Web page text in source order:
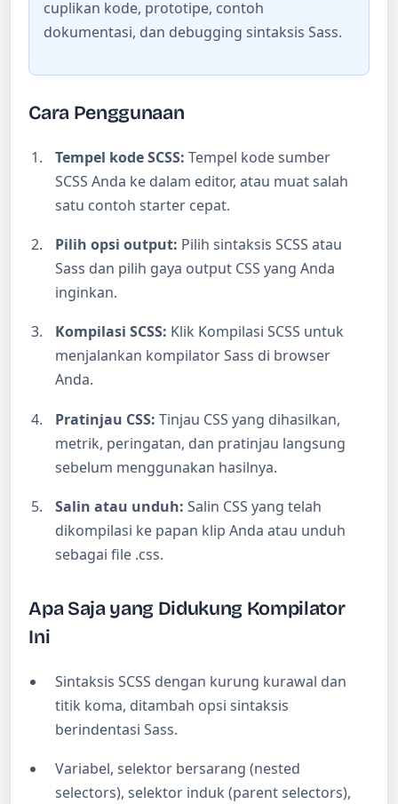
cuplikan kode, prototipe, contoh
dokumentasi, dan debugging sintaksis Sass.
Cara Penggunaan
Tempel kode SCSS: Tempel kode sumber
SCSS Anda ke dalam editor, atau muat salah
satu contoh starter cepat.
Pilih opsi output: Pilih sintaksis SCSS atau
Sass dan pilih gaya output CSS yang Anda
inginkan.
Kompilasi SCSS: Klik Kompilasi SCSS untuk
menjalankan kompilator Sass di browser
Anda.
Pratinjau CSS: Tinjau CSS yang dihasilkan,
metrik, peringatan, dan pratinjau langsung
sebelum menggunakan hasilnya.
Salin atau unduh: Salin CSS yang telah
dikompilasi ke papan klip Anda atau unduh
sebagai file .css.
Apa Saja yang Didukung Kompilator
Ini
Sintaksis SCSS dengan kurung kurawal dan
titik koma, ditambah opsi sintaksis
berindentasi Sass.
Variabel, selektor bersarang (nested
selectors), selektor induk (parent selectors),